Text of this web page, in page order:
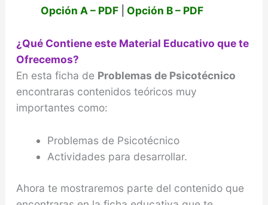
e
Opción A – PDF Opción B – PDF
¿Qué Contiene este Material Educativo que te
Ofrecemos?
En esta ficha de Problemas de Psicotécnico
encontraras contenidos teóricos muy
importantes como:
Problemas de Psicotécnico
Actividades para desarrollar.
Ahora te mostraremos parte del contenido que